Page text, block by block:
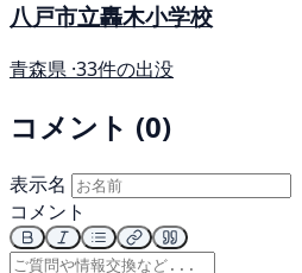
八戸市立轟木小学校
青森県 ·33件の出没
コメント (0)
表示名
コメント